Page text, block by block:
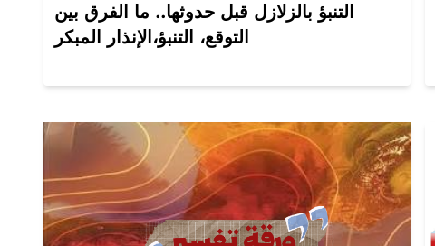
التنبؤ بالزلازل قبل حدوثها.. ما الفرق بين
التوقع، التنبؤ،الإنذار المبكر